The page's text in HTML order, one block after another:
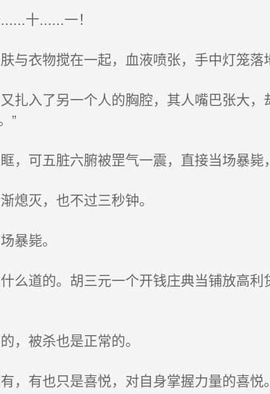
十......一！
衣物搅在一起，血液喷张，手中灯笼落
扎入了另一个人的胸腔，其人嘴巴张大，
”
可五脏六腑被罡气一震，直接当场暴毙
灭，也不过三秒钟。
暴毙。
么道的。胡三元一个开钱庄典当铺放高
被杀也是正常的。
有也只是喜悦，对自身掌握力量的喜悦。